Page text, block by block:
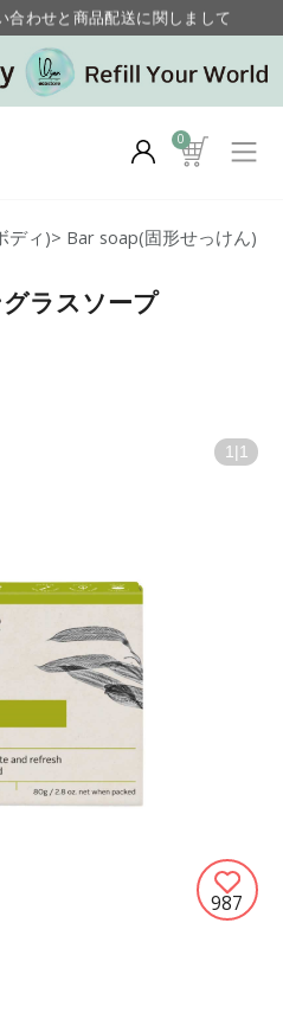
合わせと商品配送に関しまして
！ “月のポイントアップデー”
0
ディ)> Bar soap(固形せっけん)
ラスソープ
1 1
987